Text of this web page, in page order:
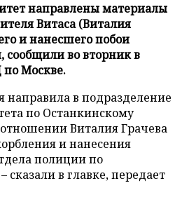
направлены материалы
Витаса (Виталия
и нанесшего побои
сообщили во вторник в
Москве.
направила в подразделение
по Останкинскому
Виталия Грачева
и нанесения
полиции по
сказали в главке, передает